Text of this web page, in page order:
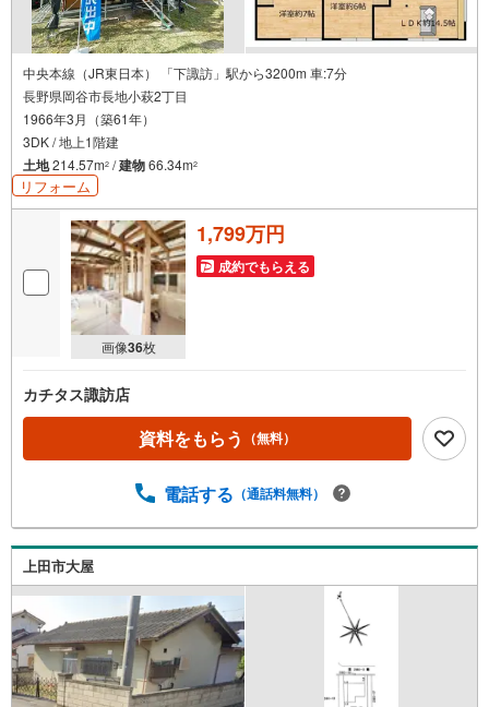
中央本線（JR東日本） 「下諏訪」駅から3200m 車:7分
長野県岡谷市長地小萩2丁目
1966年3月（築61年）
3DK / 地上1階建
土地214.57m2 /建物66.34m2
リフォーム
画像36枚
1,799万円
成約でもらえる
カチタス諏訪店
資料をもらう （無料）
電話する （通話料無料）
上田市大屋